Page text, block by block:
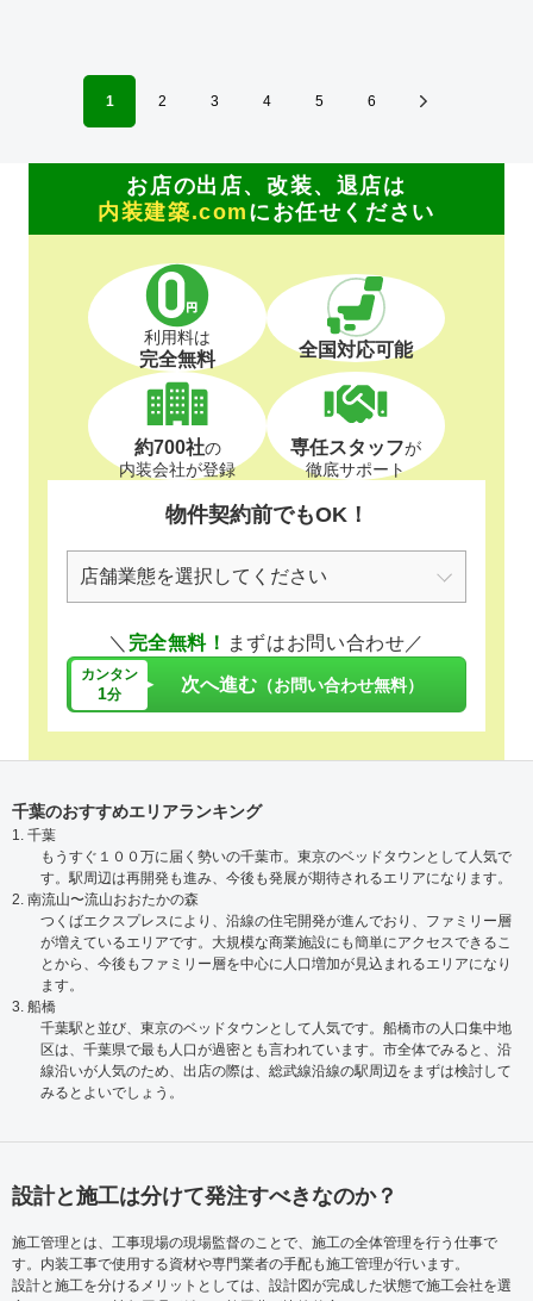
1 2 3 4 5 6
お店の出店、改装、退店は
内装建築.com にお任せください
利用料は
完全無料 全国対応可能
約700社の
内装会社が登録
専任スタッフが
徹底サポート
物件契約前でもOK！
＼ 完全無料！ まずはお問い合わせ／
カンタン
1分 次へ進む （お問い合わせ無料）
千葉のおすすめエリアランキング
1. 千葉
もうすぐ１００万に届く勢いの千葉市。東京のベッドタウンとして人気で
す。駅周辺は再開発も進み、今後も発展が期待されるエリアになります。
2. 南流山〜流山おおたかの森
つくばエクスプレスにより、沿線の住宅開発が進んでおり、ファミリー層
が増えているエリアです。大規模な商業施設にも簡単にアクセスできるこ
とから、今後もファミリー層を中心に人口増加が見込まれるエリアになり
ます。
3. 船橋
千葉駅と並び、東京のベッドタウンとして人気です。船橋市の人口集中地
区は、千葉県で最も人口が過密とも言われています。市全体でみると、沿
線沿いが人気のため、出店の際は、総武線沿線の駅周辺をまずは検討して
みるとよいでしょう。
設計と施工は分けて発注すべきなのか？
施工管理とは、工事現場の現場監督のことで、施工の全体管理を行う仕事で
す。内装工事で使用する資材や専門業者の手配も施工管理が行います。
設計と施工を分けるメリットとしては、設計図が完成した状態で施工会社を選